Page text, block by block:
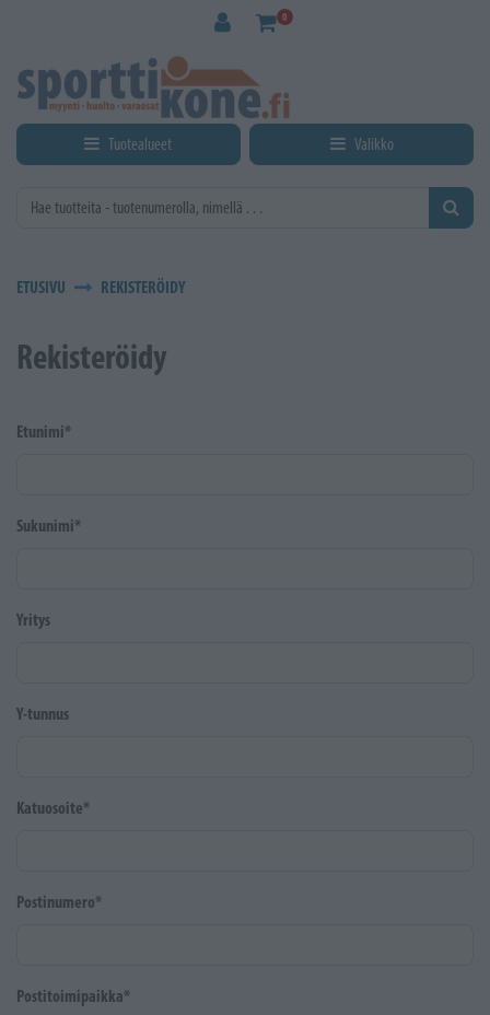
0
Tuotealueet Valikko
ETUSIVU REKISTERÖIDY
Rekisteröidy
Etunimi*
Sukunimi*
Yritys
Y-tunnus
Katuosoite*
Postinumero*
Postitoimipaikka*